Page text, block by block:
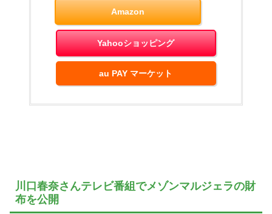
Amazon
Yahooショッピング
au PAY マーケット
川口春奈さんテレビ番組でメゾンマルジェラの財
布を公開